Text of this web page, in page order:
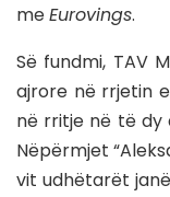
meEurovings.
Së fundmi, TAV
ajrore në rrjetin
në rritje në të dy
Nëpërmjet
vit udhëtarët